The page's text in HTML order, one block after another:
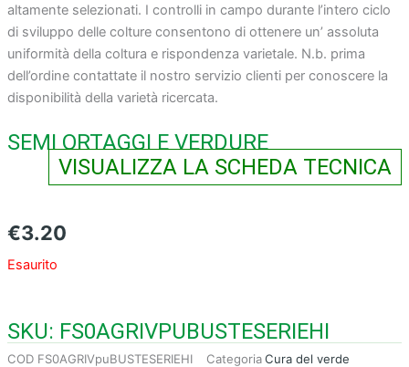
altamente selezionati. I controlli in campo durante l’intero ciclo
di sviluppo delle colture consentono di ottenere un’ assoluta
uniformità della coltura e rispondenza varietale. N.b. prima
dell’ordine contattate il nostro servizio clienti per conoscere la
disponibilità della varietà ricercata.
SEMI ORTAGGI E VERDURE
VISUALIZZA LA SCHEDA TECNICA
€3.20
Esaurito
SKU: FS0AGRIVPUBUSTESERIEHI
COD FS0AGRIVpuBUSTESERIEHI CategoriaCura del verde